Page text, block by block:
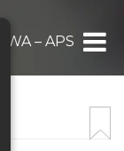
AWA – APS